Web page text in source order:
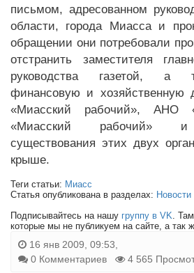
письмом, адресованном
области, города Миасса и
обращении они потребовали
отстранить заместителя
руководства газетой, а
финансовую и хозяйственную
«Миасский рабочий», АНО
«Миасский рабочий» и
существования этих двух
крыше.
Теги статьи: Миасс
Статья опубликована в разделах:
Подписывайтесь на нашу группу в VK.
которые мы не публикуем на сайте, а так
16 янв 2009, 09:53,
0 Комментариев
4 565